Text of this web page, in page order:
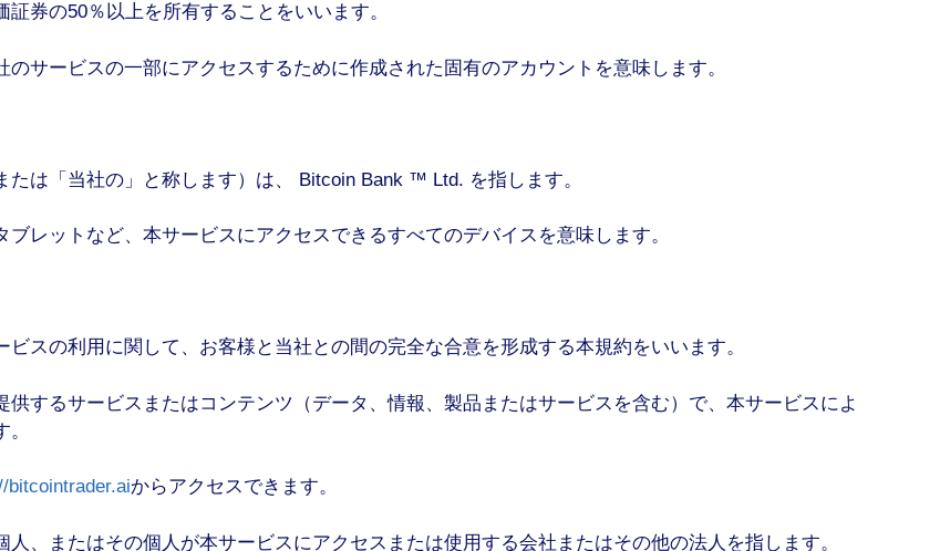
券の50％以上を所有することをいいます。
サービスの一部にアクセスするために作成された固有のアカウントを意味します。
は「当社の」と称します）は、 Bitcoin Bank ™ Ltd. を指します。
レットなど、本サービスにアクセスできるすべてのデバイスを意味します。
スの利用に関して、お客様と当社との間の完全な合意を形成する本規約をいいます。
するサービスまたはコンテンツ（データ、情報、製品またはサービスを含む）で、本サービスによ
bitcointrader.aiからアクセスできます。
、またはその個人が本サービスにアクセスまたは使用する会社またはその他の法人を指します。